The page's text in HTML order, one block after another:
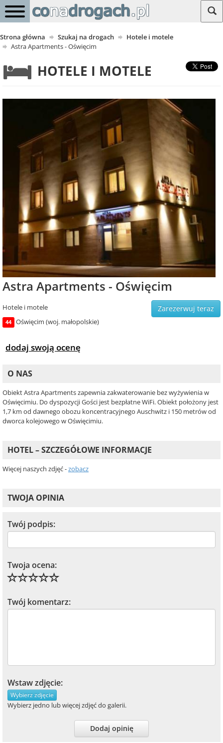
Strona główna Szukaj na drogach
Hotele i motele
Astra Apartments - Oświęcim
HOTELE I MOTELE
Astra Apartments - Oświęcim
Zarezerwuj teraz
Hotele i motele
44 Oświęcim (woj. małopolskie)
dodaj swoją ocenę
O NAS
Obiekt Astra Apartments zapewnia zakwaterowanie bez wyżywienia w
Oświęcimiu. Do dyspozycji Gości jest bezpłatne WiFi. Obiekt położony jest
1,7 km od dawnego obozu koncentracyjnego Auschwitz i 150 metrów od
dworca kolejowego w Oświęcimiu.
HOTEL – SZCZEGÓŁOWE INFORMACJE
Więcej naszych zdjęć -zobacz
TWOJA OPINIA
Twój podpis:
Twoja ocena:
Twój komentarz:
Wstaw zdjęcie:
Wybierz zdjęcie
Wybierz jedno lub więcej zdjęć do galerii.
Dodaj opinię